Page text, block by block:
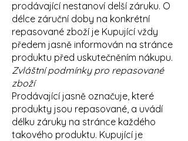
prodávající nestanoví delší záruku. O
délce záruční doby na konkrétní
repasované zboží je Kupující vždy
předem jasně informován na stránce
produktu před uskutečněním nákupu.
Zvláštní podmínky pro repasované
zboží
Prodávající jasně označuje, které
produkty jsou repasované, a uvádí
délku záruky na stránce každého
takového produktu. Kupující je